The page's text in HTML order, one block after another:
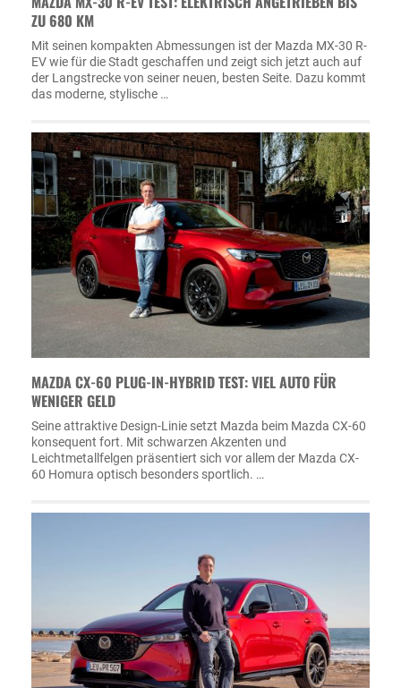
ZU 680 KM
Mit seinen kompakten Abmessungen ist der Mazda MX-30 R-
EV wie für die Stadt geschaffen und zeigt sich jetzt auch auf
der Langstrecke von seiner neuen, besten Seite. Dazu kommt
das moderne, stylische …
MAZDA CX-60 PLUG-IN-HYBRID TEST: VIEL AUTO FÜR
WENIGER GELD
Seine attraktive Design-Linie setzt Mazda beim Mazda CX-60
konsequent fort. Mit schwarzen Akzenten und
Leichtmetallfelgen präsentiert sich vor allem der Mazda CX-
60 Homura optisch besonders sportlich. …